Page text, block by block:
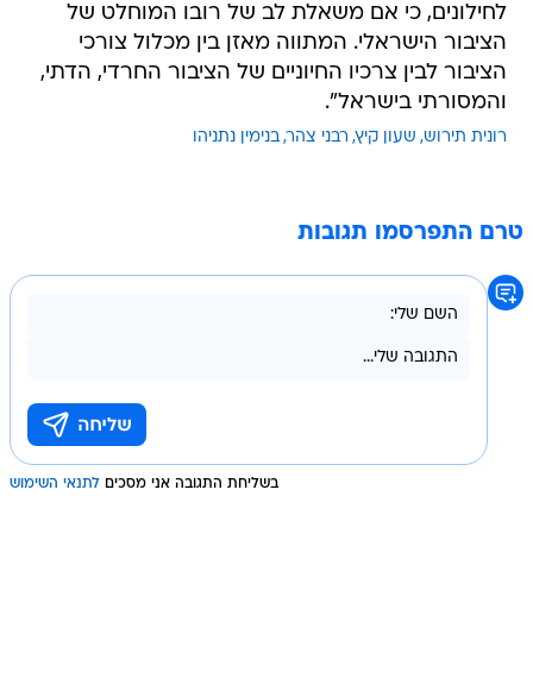
לחילונים, כי אם משאלת לב של רובו המוחלט של
הציבור הישראלי. המתווה מאזן בין מכלול צורכי
הציבור לבין צרכיו החיוניים של הציבור החרדי, הדתי,
והמסורתי בישראל".
רונית תירוש שעון קיץ רבני צהר בנימין נתניהו
טרם התפרסמו תגובות
בשליחת התגובה אני מסכים לתנאי השימוש